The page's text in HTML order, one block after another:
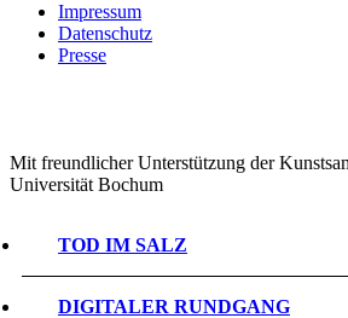
Impressum
Datenschutz
Presse
Mit freundlicher Unterstützung der
Universität Bochum
TOD IM SALZ
DIGITALER RUNDGANG